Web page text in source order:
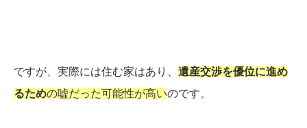
ですが、実際には住む家はあり、 遺産交渉を優位に進め
るための嘘だった可能性が高いのです。